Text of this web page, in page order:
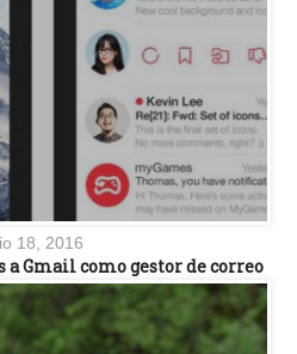
18, 2016
Gmail como gestor de correo